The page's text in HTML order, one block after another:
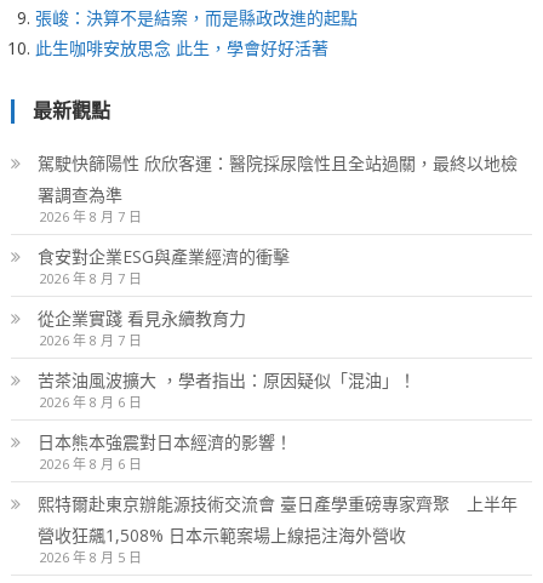
張峻：決算不是結案，而是縣政改進的起點
此生咖啡安放思念 此生，學會好好活著
最新觀點
駕駛快篩陽性 欣欣客運：醫院採尿陰性且全站過關，最終以地檢
署調查為準
2026 年 8 月 7 日
食安對企業ESG與產業經濟的衝擊
2026 年 8 月 7 日
從企業實踐 看見永續教育力
2026 年 8 月 7 日
苦茶油風波擴大 ，學者指出：原因疑似「混油」！
2026 年 8 月 6 日
日本熊本強震對日本經濟的影響！
2026 年 8 月 6 日
熙特爾赴東京辦能源技術交流會 臺日產學重磅專家齊聚 上半年
營收狂飆1,508% 日本示範案場上線挹注海外營收
2026 年 8 月 5 日